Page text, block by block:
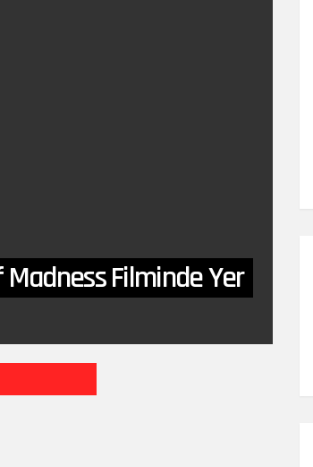
Filminde Yer